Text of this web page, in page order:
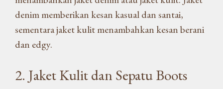
denim memberikan kesan kasual dan santai,
sementara jaket kulit menambahkan kesan berani
dan edgy.
2. Jaket Kulit dan Sepatu Boots